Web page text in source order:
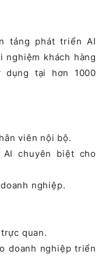
tảng phát triển AI
nghiệm khách hàng
dụng tại hơn 1000
viên nội bộ.
AI chuyên biệt cho
nghiệp.
quan.
doanh nghiệp triển